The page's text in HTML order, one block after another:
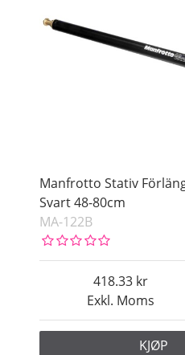
Manfrotto Stativ
Svart 48-80cm
MA-122B
Exkl. Moms
418.33
KJØP